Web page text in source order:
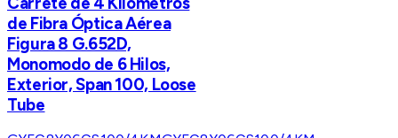
de Fibra Óptica Aérea
Figura 8 G.652D,
Monomodo de 6 Hilos,
Exterior, Span 100, Loose
Tube